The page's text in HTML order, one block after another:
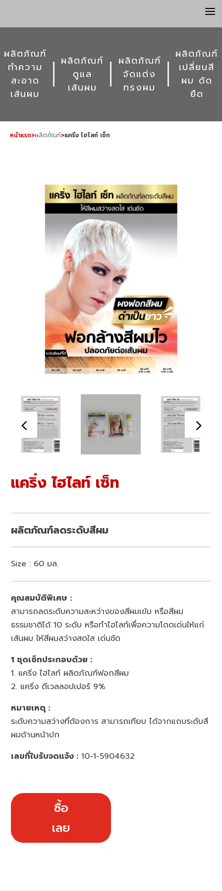
a
ผลิตภัณฑ์
ทำความ
สะอาด
เส้นผม
ผลิตภัณฑ์
ดูแล
เส้นผม
ผลิตภัณฑ์
จัดแต่ง
ทรงผม
ผลิตภัณฑ์
เปลี่ยนสี
ผม ดัด
ยืด
หน้าแรก>ผลิตภัณฑ์>แคริ่ง ไฮไลท์ เซ็ท
แคริ่ง ไฮไลท์ เซ็ท
ผลิตภัณฑ์ลดระดับสีผม
Size : 60 มล.
คุณสมบัติพิเศษ :
สามารถลดระดับความสะหว่างของสีผมเข้ม หรือสีผม
ธรรมชาติได้ 10 ระดับ หรือทำไฮไลท์เพื่อความโดดเด่นให้แก่
เส้นผม ให้สีผมสว่างสดใส เด่นชัด
1 ชุดเซ็ทประกอบด้วย :
1. แคริ่ง ไฮไลท์ ผลิตภัณฑ์ฟอกสีผม
2. แคริ่ง ดีเวลลอปเปอร์ 9%
หมายเหตุ :
ระดับความสว่างที่ต้องการ สามารถเทียบ ได้จากแถบระดับสี
ผมด้านหน้าปก
เลขที่ใบรับจดแจ้ง : 10-1-5904632
ซื้อ
เลย